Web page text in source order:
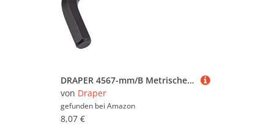
DRAPER 4567-mm/B Metrisches Sechseck Schlüssel, blau, 13 mm
von Draper
gefunden bei Amazon
8,07 €